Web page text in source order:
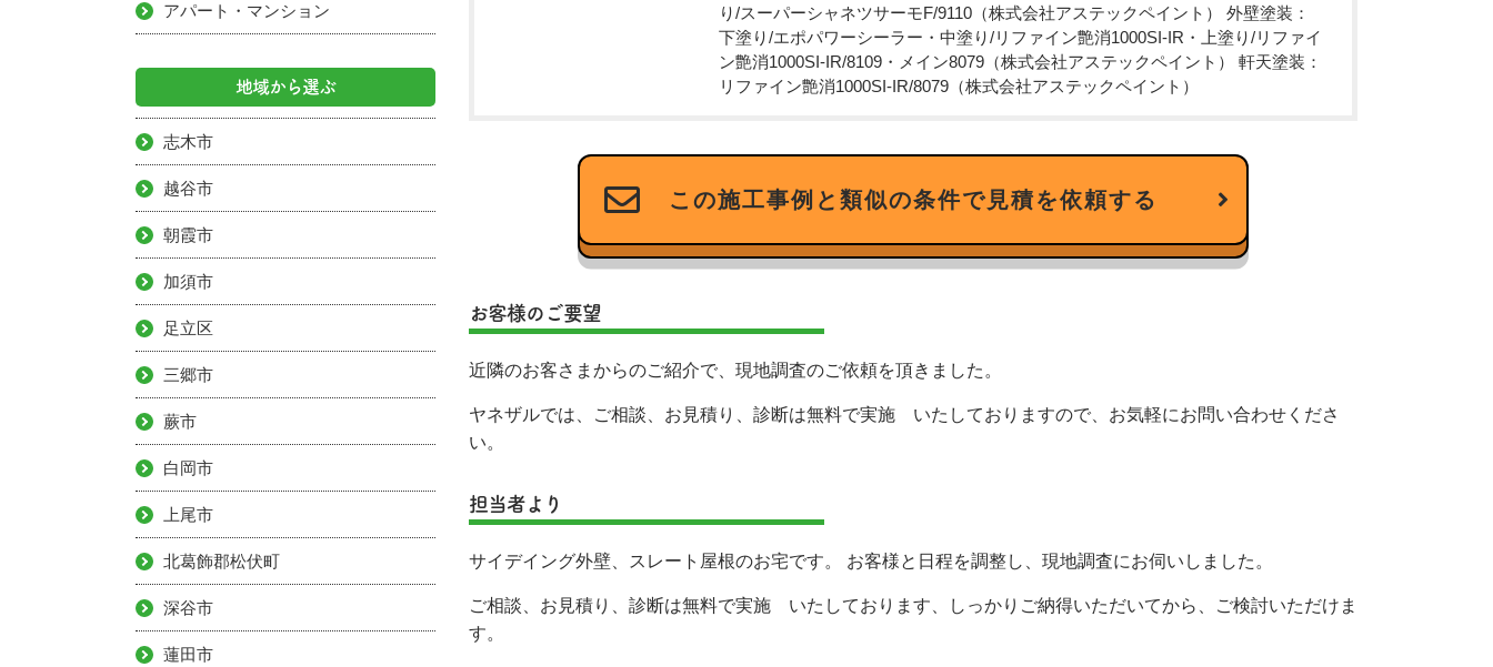
り/スーパーシャネツサーモF/9110（株式会社アステックペイント） 外壁塗装：
下塗り/エポパワーシーラー・中塗り/リファイン艶消1000SI-IR・上塗り/リファイ
ン艶消1000SI-IR/8109・メイン8079（株式会社アステックペイント） 軒天塗装：
リファイン艶消1000SI-IR/8079（株式会社アステックペイント）
この施工事例と類似の条件で見積を依頼する
お客様のご要望
近隣のお客さまからのご紹介で、現地調査のご依頼を頂きました。
ヤネザルでは、ご相談、お見積り、診断は無料で実施 いたしておりますので、お気軽にお問い合わせくださ
い。
担当者より
サイデイング外壁、スレート屋根のお宅です。 お客様と日程を調整し、現地調査にお伺いしました。
ご相談、お見積り、診断は無料で実施 いたしております、しっかりご納得いただいてから、ご検討いただけま
す。
アパート・マンション
地域から選ぶ
志木市
越谷市
朝霞市
加須市
足立区
三郷市
蕨市
白岡市
上尾市
北葛飾郡松伏町
深谷市
蓮田市